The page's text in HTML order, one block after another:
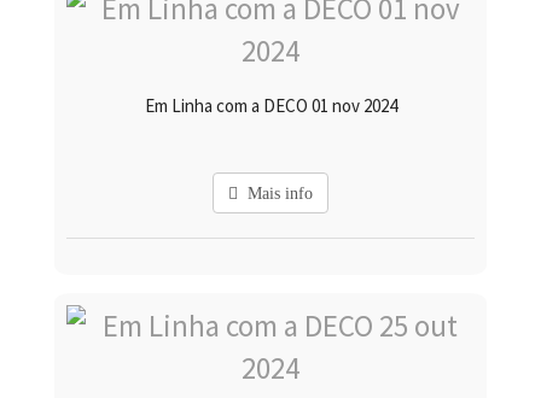
Em Linha com a DECO 01 nov 2024
Mais info